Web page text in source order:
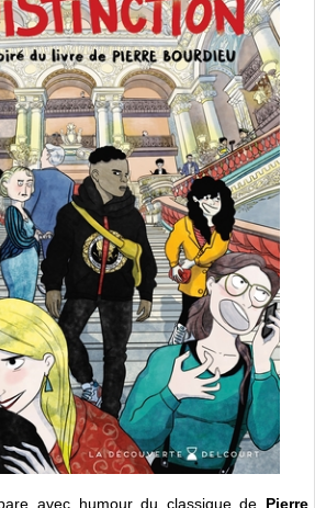
avec humour du classique de Pierre